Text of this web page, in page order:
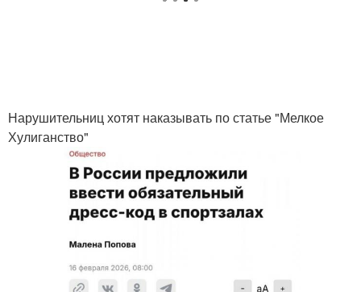
Нарушительниц хотят наказывать по статье "Мелкое
Хулиганство"